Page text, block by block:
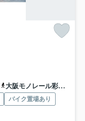
大阪モノレール彩都「彩都西」駅 徒歩49分
バイク置場あり